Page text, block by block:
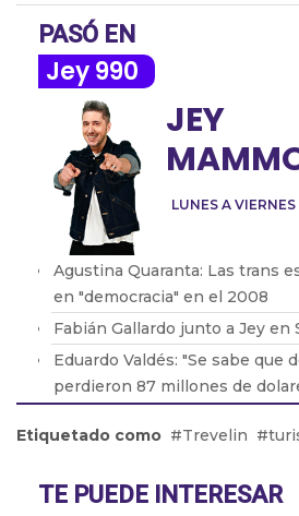
PASÓ EN
Jey 990
LUNES A VIERNES
JEY
Agustina Quaranta: Las trans
en "democracia" en el 2008
Fabián Gallardo junto a Jey en
Eduardo Valdés: "Se sabe que
perdieron 87 millones de
Federico Borstelmann, el
Dany Martin: “Estoy
Etiquetado como Trevelin
TE PUEDE INTERESAR